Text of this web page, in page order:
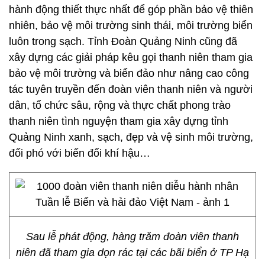
hành động thiết thực nhất để góp phần bảo vệ thiên
nhiên, bảo vệ môi trường sinh thái, môi trường biển
luôn trong sạch. Tỉnh Đoàn Quảng Ninh cũng đã
xây dựng các giải pháp kêu gọi thanh niên tham gia
bảo vệ môi trường và biển đảo như nâng cao công
tác tuyên truyền đến đoàn viên thanh niên và người
dân, tổ chức sâu, rộng và thực chất phong trào
thanh niên tình nguyện tham gia xây dựng tỉnh
Quảng Ninh xanh, sạch, đẹp và vệ sinh môi trường,
đối phó với biến đổi khí hậu…
Sau lễ phát động, hàng trăm đoàn viên thanh
niên đã tham gia dọn rác tại các bãi biển ở TP Hạ